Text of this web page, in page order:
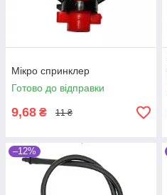
Мікро спринклер
Готово до відправки
9,68 ₴ 11 ₴
–12%